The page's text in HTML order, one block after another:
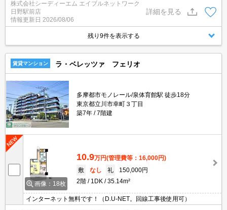
宅配ボックスあります♪植栽にもこだわった共用部も見どころな物件
です、是非ご内覧下さいませ。
株式会社シーディーエム エイブルネットワーク
日野駅前店
情報更新日 2026/08/06
詳細を見る
残り9件を表示する
賃貸マンション ラ・ベレッツァ フェリオ
多摩都市モノレール/泉体育館駅 徒歩18分
東京都立川市幸町３丁目
築7年
7階建
画像：18枚
10.9万円(管理費等：16,000円)
敷
なし 礼
150,000円
2階
1DK 35.14m²
インターネット無料です！（D.U-NET。回線工事後使用可）